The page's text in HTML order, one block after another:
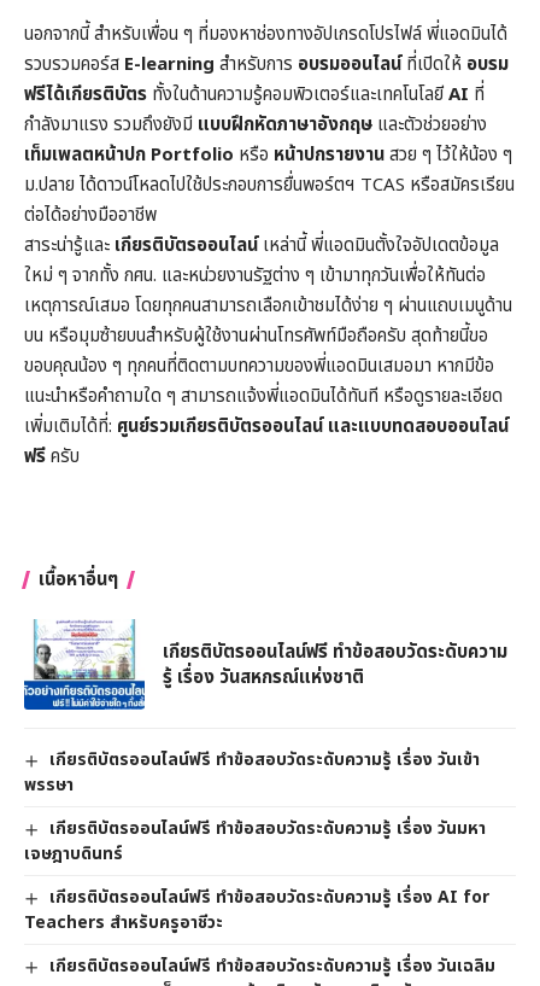
นอกจากนี้ สำหรับเพื่อน ๆ ที่มองหาช่องทางอัปเกรดโปรไฟล์ พี่แอดมินได้
รวบรวมคอร์ส E-learning สำหรับการ อบรมออนไลน์ที่เปิดให้ อบรม
ฟรีได้เกียรติบัตร ทั้งในด้านความรู้คอมพิวเตอร์และเทคโนโลยีAI ที่
กำลังมาแรง รวมถึงยังมี แบบฝึกหัดภาษาอังกฤษ และตัวช่วยอย่าง
เท็มเพลตหน้าปก Portfolio หรือ หน้าปกรายงานสวย ๆ ไว้ให้น้อง ๆ
ม.ปลาย ได้ดาวน์โหลดไปใช้ประกอบการยื่นพอร์ตฯ TCAS หรือสมัครเรียน
ต่อได้อย่างมืออาชีพ
สาระน่ารู้และ เกียรติบัตรออนไลน์เหล่านี้ พี่แอดมินตั้งใจอัปเดตข้อมูล
ใหม่ ๆ จากทั้ง กศน. และหน่วยงานรัฐต่าง ๆ เข้ามาทุกวันเพื่อให้ทันต่อ
เหตุการณ์เสมอ โดยทุกคนสามารถเลือกเข้าชมได้ง่าย ๆ ผ่านแถบเมนูด้าน
บน หรือมุมซ้ายบนสำหรับผู้ใช้งานผ่านโทรศัพท์มือถือครับ สุดท้ายนี้ขอ
ขอบคุณน้อง ๆ ทุกคนที่ติดตามบทความของพี่แอดมินเสมอมา หากมีข้อ
แนะนำหรือคำถามใด ๆ สามารถแจ้งพี่แอดมินได้ทันที หรือดูรายละเอียด
เพิ่มเติมได้ที่: ศูนย์รวมเกียรติบัตรออนไลน์ และแบบทดสอบออนไลน์
ฟรีครับ
เนื้อหาอื่นๆ
เกียรติบัตรออนไลน์ฟรี ทำข้อสอบวัดระดับความ
รู้ เรื่อง วันสหกรณ์แห่งชาติ
เกียรติบัตรออนไลน์ฟรี ทำข้อสอบวัดระดับความรู้ เรื่อง วันเข้า
พรรษา
เกียรติบัตรออนไลน์ฟรี ทำข้อสอบวัดระดับความรู้ เรื่อง วันมหา
เจษฎาบดินทร์
เกียรติบัตรออนไลน์ฟรี ทำข้อสอบวัดระดับความรู้ เรื่อง AI for
Teachers สำหรับครูอาชีวะ
เกียรติบัตรออนไลน์ฟรี ทำข้อสอบวัดระดับความรู้ เรื่อง วันเฉลิม